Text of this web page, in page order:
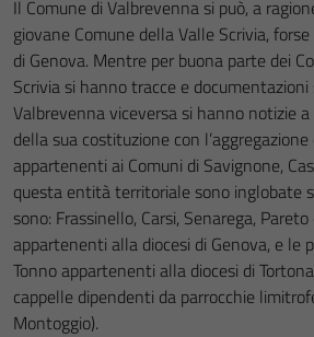
Il Comune di Valbrevenna si può, a
giovane Comune della Valle Scrivia,
di Genova. Mentre per buona parte dei
Scrivia si hanno tracce e documentazioni
Valbrevenna viceversa si hanno notizie
della sua costituzione con
appartenenti ai Comuni di Savignone,
questa entità territoriale sono inglobate
sono: Frassinello, Carsi, Senarega,
appartenenti alla diocesi di Genova, e le
Tonno appartenenti alla diocesi di
cappelle dipendenti da parrocchie
Montoggio).